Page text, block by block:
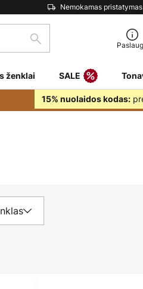
Nemokamas
Paieška
ženklai SALE
15% nuolaidos kodas: